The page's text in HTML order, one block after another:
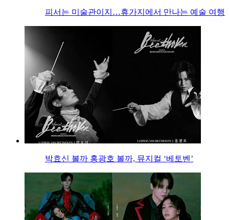
피서는 미술관이지…휴가지에서 만나는 예술 여행
박효신 볼까 홍광호 볼까, 뮤지컬 ‘베토벤’